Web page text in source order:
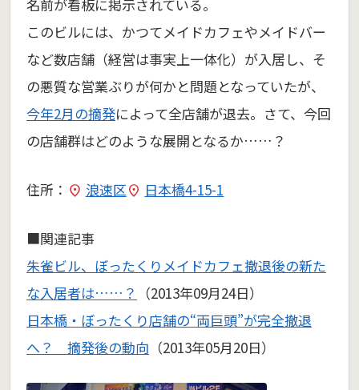
名前が看板に掲示されている。
このビルには、かつてメイドカフェやメイドバー
など数店舗（経営は事実上一体化）が入居し、そ
の悪質な営業ぶりが何かと問題となっていたが、
今年2月の摘発によって全店舗が退去。さて、今回
の店舗群はどのような展開となるか……？
住所： 浪速区 日本橋4-15-1
■関連記事
朱雀ビル、ぼったくりメイドカフェ撤退後の新た
な入居者は……？ （2013年09月24日）
日本橋・ぼったくり店舗の“両巨頭”が完全撤退
へ？ 摘発後の動向 （2013年05月20日）